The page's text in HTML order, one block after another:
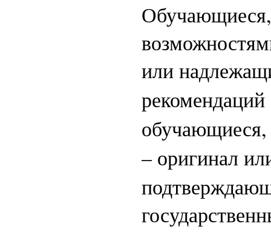
или
рекомендаций
– оригинал